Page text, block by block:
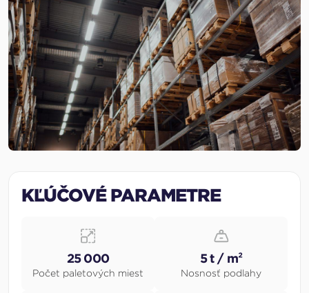
KĽÚČOVÉ PARAMETRE
25 000
Počet paletových miest
5 t / m²
Nosnosť podlahy